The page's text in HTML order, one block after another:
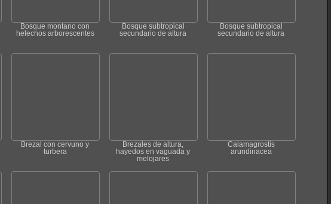
Bosque montano con
helechos arborescentes
Bosque subtropical
secundario de altura
Bosque subtropical
secundario de altura
Brezal con cervuno y
turbera
Brezales de altura,
hayedos en vaguada y
melojares
Calamagrostis
arundinacea